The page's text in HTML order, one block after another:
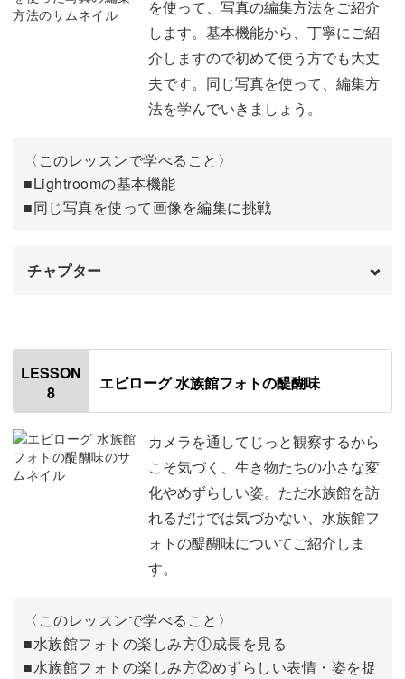
光を意識した撮影 07:03
おすすめの水族館 10:36
を使って、写真の編集方法をご紹介
します。基本機能から、丁寧にご紹
介しますので初めて使う方でも大丈
夫です。同じ写真を使って、編集方
法を学んでいきましょう。
〈このレッスンで学べること〉
■Lightroomの基本機能
■同じ写真を使って画像を編集に挑戦
チャプター
はじめに
Lightroomを使った編集について
ゴンズイの写真を編集する 01:37
大水槽の写真を編集する 10:13
ペンギンの写真を編集する 15:22
画像フォルダに書き出す方法
LESSON
8
エピローグ 水族館フォトの醍醐味
カメラを通してじっと観察するから
こそ気づく、生き物たちの小さな変
化やめずらしい姿。ただ水族館を訪
れるだけでは気づかない、水族館フ
ォトの醍醐味についてご紹介しま
す。
〈このレッスンで学べること〉
■水族館フォトの楽しみ方①成長を見る
■水族館フォトの楽しみ方②めずらしい表情・姿を捉